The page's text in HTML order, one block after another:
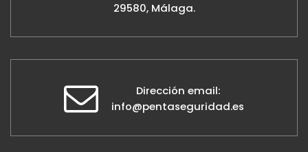
29580, Málaga.
Dirección email:
info@pentaseguridad.es